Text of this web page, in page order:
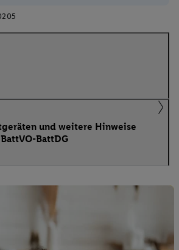
und weitere Hinweise
BattDG